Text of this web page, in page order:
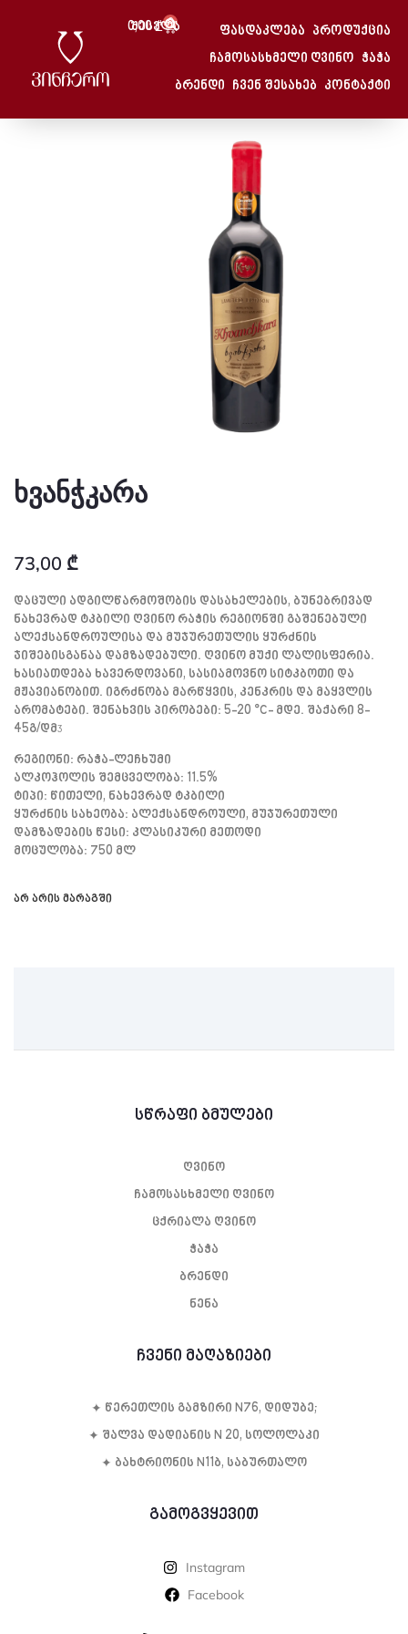
ფასდაკლება პროდუქცია
ჩამოსასხმელი ღვინო ჭაჭა
ბრენდი ჩვენ შესახებ კონტაქტი
0,00₾ 0
Შესვლა
Მთავარი /Ხვანჭკარა
მთავარი/ღვინო/ ხვანჭკარა
ხვანჭკარა
73,00 ₾
Დაცული Ადგილწარმოშობის Დასახელების, Ბუნებრივად
Ნახევრად Ტკბილი Ღვინო Რაჭის Რეგიონში Გაშენებული
Ალექსანდროულისა Და Მუჯურეთულის Ყურძნის
Ჯიშებისგანაა Დამზადებული. Ღვინო Მუქი Ლალისფერია.
Ხასიათდება Ხავერდოვანი, Სასიამოვნო Სიტკბოთი Და
Მჟავიანობით. Იგრძნობა Მარწყვის, Კენკრის Და Მაყვლის
Არომატები. Შენახვის Პირობები: 5-20 °C- Მდე. Შაქარი 8-
45გ/დმᶾ
Რეგიონი: Რაჭა-Ლეჩხუმი
Ალკოჰოლის Შემცველობა: 11.5%
Ტიპი: Წითელი, Ნახევრად Ტკბილი
Ყურძნის Სახეობა: Ალექსანდროული, Მუჯურეთული
Დამზადების Წესი: Კლასიკური Მეთოდი
Მოცულობა: 750 Მლ
არ არის მარაგში
სწრაფი ბმულები
ღვინო
ჩამოსასხმელი ღვინო
ცქრიალა ღვინო
ჭაჭა
ბრენდი
ნენა
ჩვენი მაღაზიები
✦ წე­რეთ­ლის გამ­ზი­რი N76, დი­დუ­ბე;
✦ შალვა დადიანის N 20, სოლოლაკი
✦ ბახტრიონის N11ბ, საბურთალო
გამოგვყევით
Instagram
Facebook